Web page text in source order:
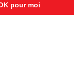
pour moi